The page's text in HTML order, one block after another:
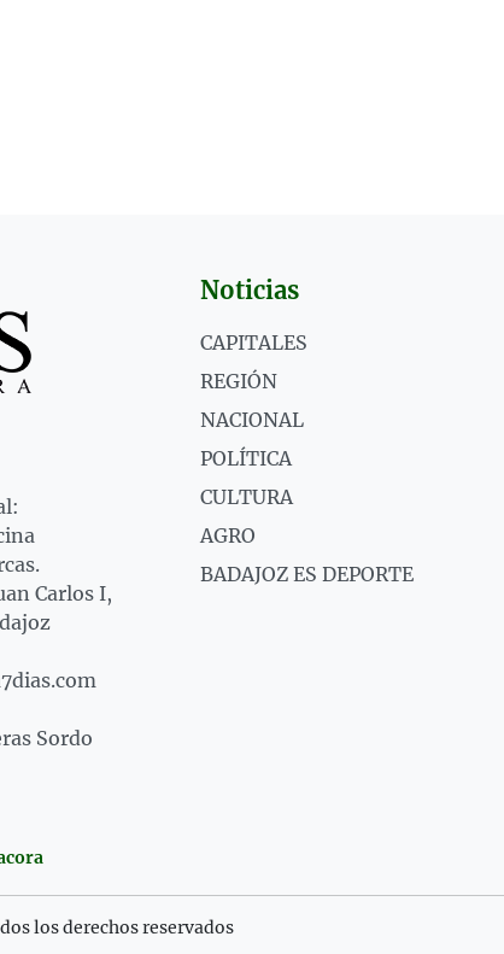
Carlos I,
Sordo
Noticias
CAPITALES
REGIÓN
NACIONAL
POLÍTICA
CULTURA
AGRO
BADAJOZ ES DEPORTE
los derechos reservados